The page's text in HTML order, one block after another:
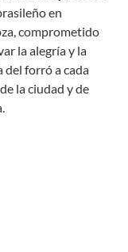
en
comprometido
la alegría y la
del forró a cada
la ciudad y de